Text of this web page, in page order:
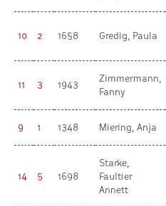
10 2 1658 Gredig, Paula
11 3 1943
Zimmermann,
Fanny
9 1 1348 Miering, Anja
14 5 1698
Starke,
Faultier
Annett